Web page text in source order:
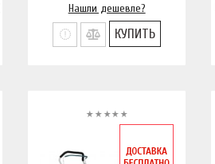
Нашли дешевле?
КУПИТЬ